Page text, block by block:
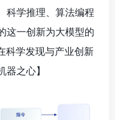
科学推理、算法编程
这一创新为大模型的
科学发现与产业创新
器之心】